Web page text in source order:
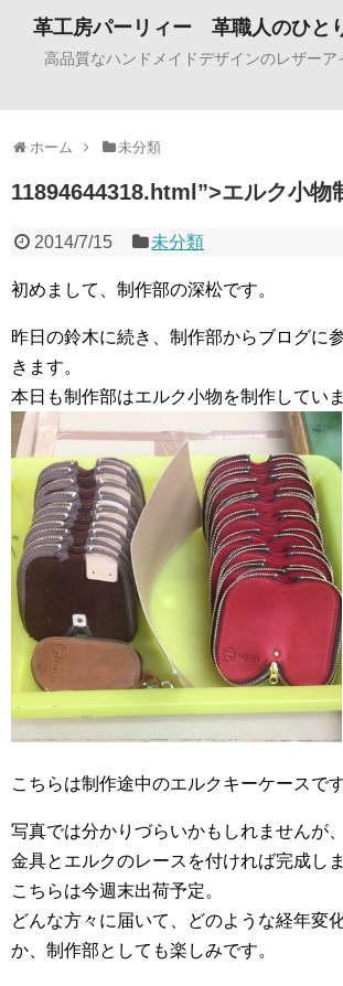
革工房パーリィー 革職人のひと
高品質なハンドメイドデザインのレザー
ホーム 未分類
11894644318.html”>エルク小物
2014/7/15 未分類
初めまして、制作部の深松です。
昨日の鈴木に続き、制作部からブログに
きます。
本日も制作部はエルク小物を制作していま
こちらは制作途中のエルクキーケースです
写真では分かりづらいかもしれませんが、
金具とエルクのレースを付ければ完成しま
こちらは今週末出荷予定。
どんな方々に届いて、どのような経年変
か、制作部としても楽しみです。